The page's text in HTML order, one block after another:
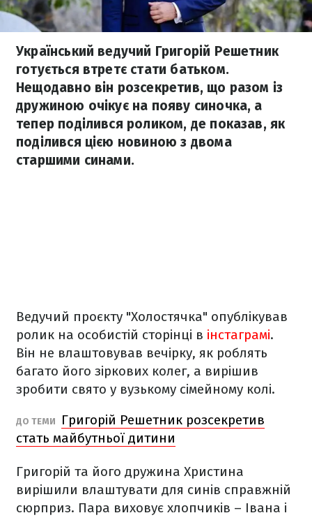
Український ведучий Григорій Решетник
готується втретє стати батьком.
Нещодавно він розсекретив, що разом із
дружиною очікує на появу синочка, а
тепер поділився роликом, де показав, як
поділився цією новиною з двома
старшими синами.
Ведучий проєкту "Холостячка" опублікував
ролик на особистій сторінці в інстаграмі.
Він не влаштовував вечірку, як роблять
багато його зіркових колег, а вирішив
зробити свято у вузькому сімейному колі.
ДО ТЕМИ
Григорій Решетник розсекретив
стать майбутньої дитини
Григорій та його дружина Христина
вирішили влаштувати для синів справжній
сюрприз. Пара виховує хлопчиків – Івана і